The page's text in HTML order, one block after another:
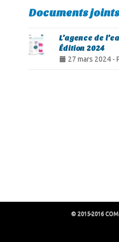
Documents
L’agence de
Édition 2024
27 mars 2024 -
© 2015-2016